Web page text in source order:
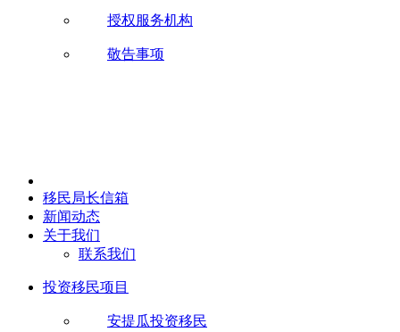
授权服务机构
敬告事项
移民局长信箱
新闻动态
关于我们
联系我们
投资移民项目
安提瓜投资移民